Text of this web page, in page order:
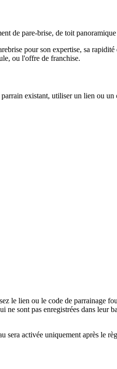
de pare-brise, de toit
pour son expertise, sa
ou l'offre de franchise.
existant, utiliser un lien ou un
le lien ou le code de parrainage
sont pas enregistrées dans leur
sera activée uniquement après le